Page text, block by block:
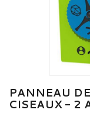
PANNEAU
CISEAUX - 2